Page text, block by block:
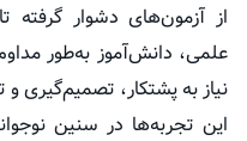
از آزمون‌های دشوار گرفته
علمی، دانش‌آموز به‌طور
نیاز به پشتکار، تصمیم‌گیری و
این تجربه‌ها در سنین